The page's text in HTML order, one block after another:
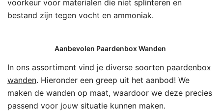
voorkeur voor materialen die niet splinteren en
bestand zijn tegen vocht en ammoniak.
Aanbevolen Paardenbox Wanden
In ons assortiment vind je diverse soorten paardenbox
wanden. Hieronder een greep uit het aanbod! We
maken de wanden op maat, waardoor we deze precies
passend voor jouw situatie kunnen maken.